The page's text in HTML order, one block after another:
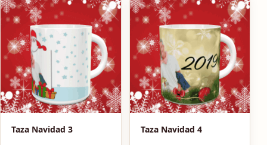
Taza Navidad 3 Taza Navidad 4